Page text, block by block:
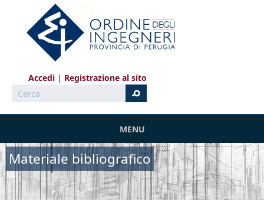
Salta al contenuto principale
Accedi
Registrazione al sito
Cerca
MENU
Materiale bibliografico